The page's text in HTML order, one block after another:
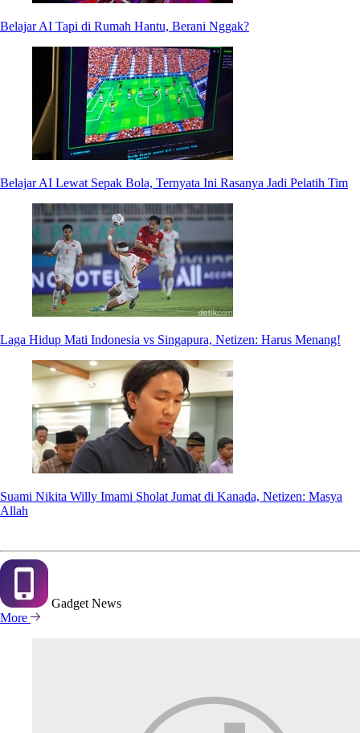
Belajar AI Tapi di Rumah Hantu, Berani Nggak?
Belajar AI Lewat Sepak Bola, Ternyata Ini Rasanya Jadi Pelatih Tim
Laga Hidup Mati Indonesia vs Singapura, Netizen: Harus Menang!
Suami Nikita Willy Imami Sholat Jumat di Kanada, Netizen: Masya
Allah
GadgetNews
More